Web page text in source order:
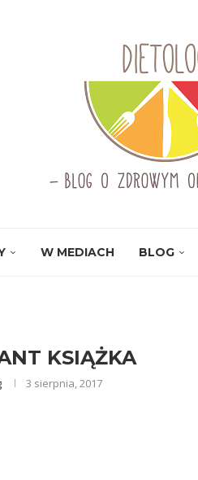
W MEDIACH BLOG
KSIĄŻKA
3 sierpnia, 2017